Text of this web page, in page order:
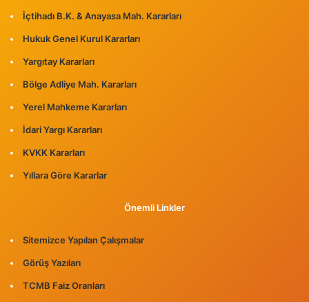
İçtihadı B.K. & Anayasa Mah. Kararları
Hukuk Genel Kurul Kararları
Yargıtay Kararları
Bölge Adliye Mah. Kararları
Yerel Mahkeme Kararları
İdari Yargı Kararları
KVKK Kararları
Yıllara Göre Kararlar
Önemli Linkler
Sitemizce Yapılan Çalışmalar
Görüş Yazıları
TCMB Faiz Oranları